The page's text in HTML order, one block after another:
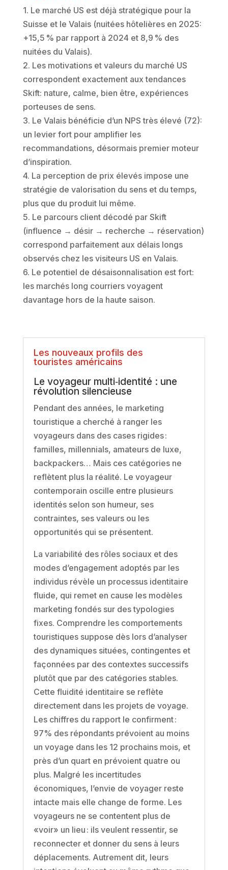
1. Le marché US est déjà stratégique pour la
Suisse et le Valais (nuitées hôtelières en 2025:
+15,5 % par rapport à 2024 et 8,9 % des
nuitées du Valais).
2. Les motivations et valeurs du marché US
correspondent exactement aux tendances
Skift: nature, calme, bien être, expériences
porteuses de sens.
3. Le Valais bénéficie d’un NPS très élevé (72):
un levier fort pour amplifier les
recommandations, désormais premier moteur
d’inspiration.
4. La perception de prix élevés impose une
stratégie de valorisation du sens et du temps,
plus que du produit lui même.
5. Le parcours client décodé par Skift
(influence → désir → recherche → réservation)
correspond parfaitement aux délais longs
observés chez les visiteurs US en Valais.
6. Le potentiel de désaisonnalisation est fort:
les marchés long courriers voyagent
davantage hors de la haute saison.
Les nouveaux profils des
touristes américains
Le voyageur multi‑identité : une
révolution silencieuse
Pendant des années, le marketing
touristique a cherché à ranger les
voyageurs dans des cases rigides :
familles, millennials, amateurs de luxe,
backpackers… Mais ces catégories ne
reflètent plus la réalité. Le voyageur
contemporain oscille entre plusieurs
identités selon son humeur, ses
contraintes, ses valeurs ou les
opportunités qui se présentent.
La variabilité des rôles sociaux et des
modes d’engagement adoptés par les
individus révèle un processus identitaire
fluide, qui remet en cause les modèles
marketing fondés sur des typologies
fixes. Comprendre les comportements
touristiques suppose dès lors d’analyser
des dynamiques situées, contingentes et
façonnées par des contextes successifs
plutôt que par des catégories stables.
Cette fluidité identitaire se reflète
directement dans les projets de voyage.
Les chiffres du rapport le confirment :
97% des répondants prévoient au moins
un voyage dans les 12 prochains mois, et
près d’un quart en prévoient quatre ou
plus. Malgré les incertitudes
économiques, l’envie de voyager reste
intacte mais elle change de forme. Les
voyageurs ne se contentent plus de
«voir» un lieu : ils veulent ressentir, se
reconnecter et donner du sens à leurs
déplacements. Autrement dit, leurs